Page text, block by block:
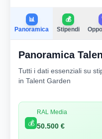
📊
Panoramica
💰
Stipendi
Panoramica
Tutti i dati essenziali su
in Talent Garden
💰
RAL Media
50.500 €